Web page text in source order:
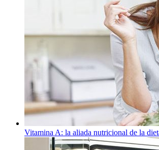
Vitamina A: la aliada nutricional de la